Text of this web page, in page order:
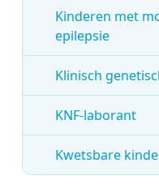
Kinderen met
epilepsie
Klinisch
KNF-laborant
Kwetsbare